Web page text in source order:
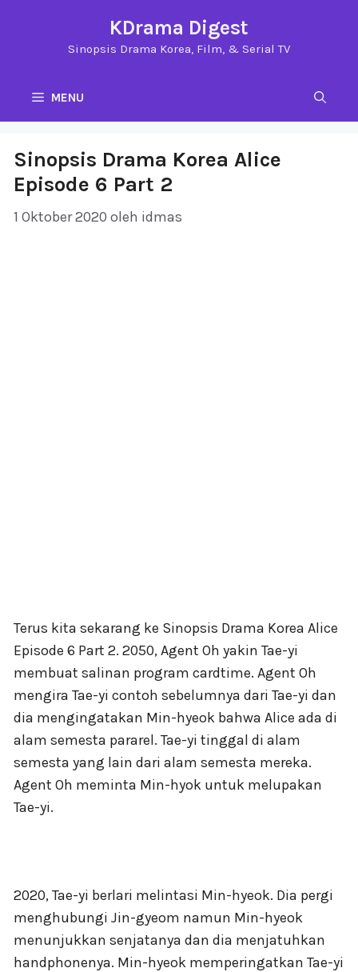
KDrama Digest
Sinopsis Drama Korea, Film, & Serial TV
MENU
Sinopsis Drama Korea Alice
Episode 6 Part 2
1 Oktober 2020 oleh idmas
Terus kita sekarang ke Sinopsis Drama Korea Alice
Episode 6 Part 2. 2050, Agent Oh yakin Tae-yi
membuat salinan program cardtime. Agent Oh
mengira Tae-yi contoh sebelumnya dari Tae-yi dan
dia mengingatakan Min-hyeok bahwa Alice ada di
alam semesta pararel. Tae-yi tinggal di alam
semesta yang lain dari alam semesta mereka.
Agent Oh meminta Min-hyok untuk melupakan
Tae-yi.
2020, Tae-yi berlari melintasi Min-hyeok. Dia pergi
menghubungi Jin-gyeom namun Min-hyeok
menunjukkan senjatanya dan dia menjatuhkan
handphonenya. Min-hyeok memperingatkan Tae-yi